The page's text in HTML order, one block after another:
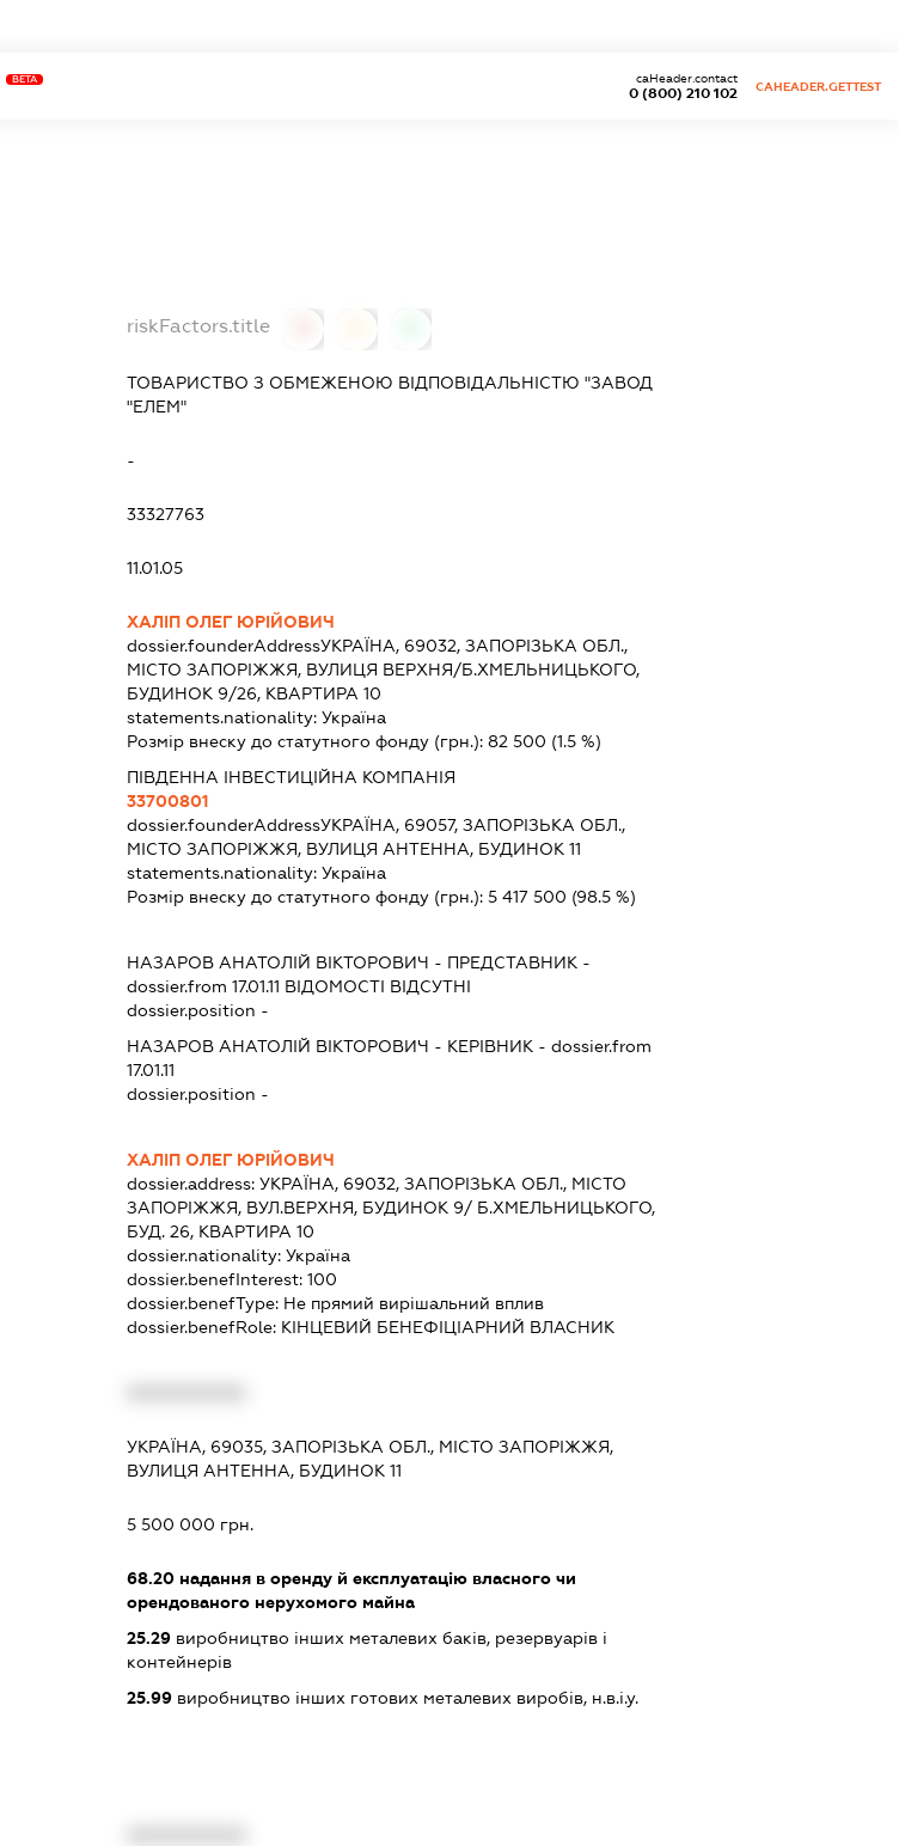
BETA
0 (800) 210 102
caHeader.contact
CAHEADER.GETTEST
riskFactors.title
ТОВАРИСТВО З ОБМЕЖЕНОЮ ВІДПОВІДАЛЬНІСТЮ "ЗАВОД
"ЕЛЕМ"
-
33327763
11.01.05
ХАЛІП ОЛЕГ ЮРІЙОВИЧ
dossier.founderAddressУКРАЇНА, 69032, ЗАПОРІЗЬКА ОБЛ.,
МІСТО ЗАПОРІЖЖЯ, ВУЛИЦЯ ВЕРХНЯ/Б.ХМЕЛЬНИЦЬКОГО,
БУДИНОК 9/26, КВАРТИРА 10
statements.nationality:Україна
Розмір внеску до статутного фонду (грн.):82 500 (1.5 %)
ПІВДЕННА ІНВЕСТИЦІЙНА КОМПАНІЯ
33700801
dossier.founderAddressУКРАЇНА, 69057, ЗАПОРІЗЬКА ОБЛ.,
МІСТО ЗАПОРІЖЖЯ, ВУЛИЦЯ АНТЕННА, БУДИНОК 11
statements.nationality:Україна
Розмір внеску до статутного фонду (грн.):5 417 500 (98.5 %)
НАЗАРОВ АНАТОЛІЙ ВІКТОРОВИЧ - ПРЕДСТАВНИК -
dossier.from 17.01.11 ВІДОМОСТІ ВІДСУТНІ
dossier.position -
НАЗАРОВ АНАТОЛІЙ ВІКТОРОВИЧ - КЕРІВНИК - dossier.from
17.01.11
dossier.position -
ХАЛІП ОЛЕГ ЮРІЙОВИЧ
dossier.address:УКРАЇНА, 69032, ЗАПОРІЗЬКА ОБЛ., МІСТО
ЗАПОРІЖЖЯ, ВУЛ.ВЕРХНЯ, БУДИНОК 9/ Б.ХМЕЛЬНИЦЬКОГО,
БУД. 26, КВАРТИРА 10
dossier.nationality:Україна
dossier.benefInterest:100
dossier.benefType: Не прямий вирішальний вплив
dossier.benefRole: КІНЦЕВИЙ БЕНЕФІЦІАРНИЙ ВЛАСНИК
УКРАЇНА, 69035, ЗАПОРІЗЬКА ОБЛ., МІСТО ЗАПОРІЖЖЯ,
ВУЛИЦЯ АНТЕННА, БУДИНОК 11
5 500 000 грн.
68.20 надання в оренду й експлуатацію власного чи
орендованого нерухомого майна
25.29 виробництво інших металевих баків, резервуарів і
контейнерів
25.99 виробництво інших готових металевих виробів, н.в.і.у.